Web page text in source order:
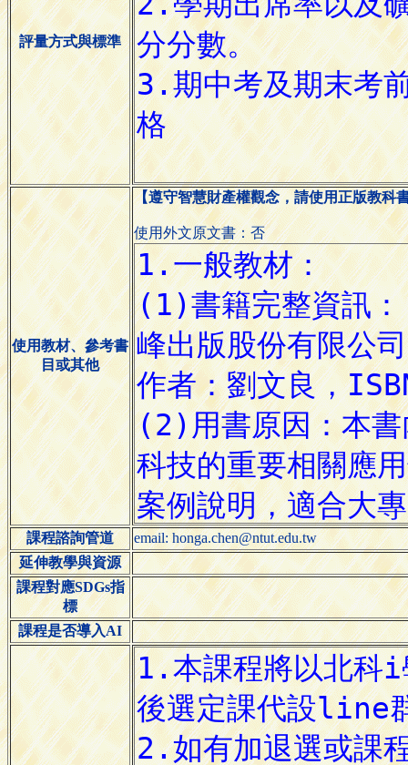
評量方式與標準
使用教材、參考書
目或其他
【遵守智慧財產權觀念，請使用正版教科
使用外文原文書：否
課程諮詢管道
email: honga.chen@ntut.edu.tw
延伸教學與資源
課程對應SDGs指
標
課程是否導入AI